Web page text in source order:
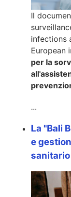
Il
infections
European
per la
...
La "Bali
e
sanitario